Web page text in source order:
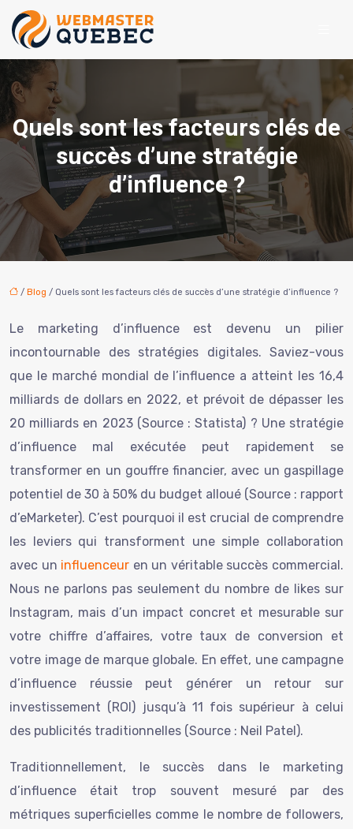
Quels sont les facteurs clés de
succès d’une stratégie
d’influence ?
/ Blog / Quels sont les facteurs clés de succès d’une stratégie d’influence ?
Le marketing d’influence est devenu un pilier
incontournable des stratégies digitales. Saviez-vous
que le marché mondial de l’influence a atteint les 16,4
milliards de dollars en 2022, et prévoit de dépasser les
20 milliards en 2023 (Source : Statista) ? Une stratégie
d’influence
mal exécutée peut rapidement se
transformer en un gouffre financier, avec un gaspillage
potentiel de 30 à 50% du budget alloué (Source : rapport
d’eMarketer). C’est pourquoi il est crucial de comprendre
les leviers qui transforment une simple collaboration
avec un influenceur en un véritable succès commercial.
Nous ne parlons pas seulement du nombre de likes sur
Instagram, mais d’un impact concret et mesurable sur
votre chiffre d’affaires, votre taux de conversion et
votre image de marque globale. En effet, une campagne
d’influence réussie peut générer un retour sur
investissement (ROI) jusqu’à 11 fois supérieur à celui
des publicités traditionnelles (Source : Neil Patel).
Traditionnellement, le succès dans le marketing
d’influence était trop souvent mesuré par des
métriques superficielles comme le nombre de followers,